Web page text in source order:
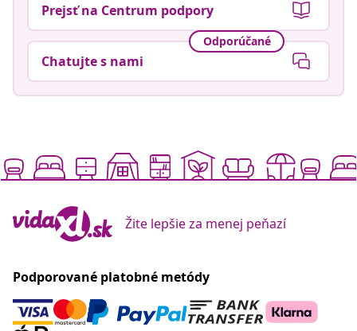
Prejsť na Centrum podpory
Odporúčané
Chatujte s nami
Žite lepšie za menej peňazí
Podporované platobné metódy